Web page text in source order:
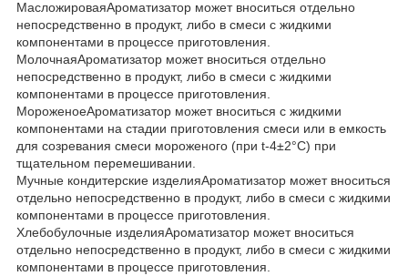
МасложироваяАроматизатор может вноситься отдельно
непосредственно в продукт, либо в смеси с жидкими
компонентами в процессе приготовления.
МолочнаяАроматизатор может вноситься отдельно
непосредственно в продукт, либо в смеси с жидкими
компонентами в процессе приготовления.
МороженоеАроматизатор может вноситься с жидкими
компонентами на стадии приготовления смеси или в емкость
для созревания смеси мороженого (при t-4±2°C) при
тщательном перемешивании.
Мучные кондитерские изделияАроматизатор может вноситься
отдельно непосредственно в продукт, либо в смеси с жидкими
компонентами в процессе приготовления.
Хлебобулочные изделияАроматизатор может вноситься
отдельно непосредственно в продукт, либо в смеси с жидкими
компонентами в процессе приготовления.